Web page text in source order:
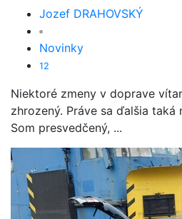
Jozef DRAHOVSKÝ
Novinky
12
Niektoré zmeny v doprave
zhrozený. Práve sa ďalšia taká
Som presvedčený, ...